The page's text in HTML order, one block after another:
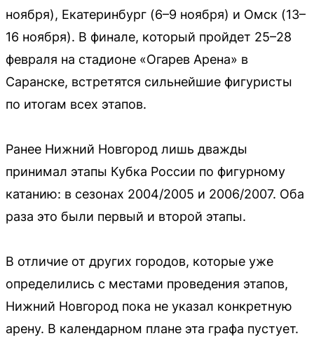
ноября), Екатеринбург (6–9 ноября) и Омск (13–
16 ноября). В финале, который пройдет 25–28
февраля на стадионе «Огарев Арена» в
Саранске, встретятся сильнейшие фигуристы
по итогам всех этапов.
Ранее Нижний Новгород лишь дважды
принимал этапы Кубка России по фигурному
катанию: в сезонах 2004/2005 и 2006/2007. Оба
раза это были первый и второй этапы.
В отличие от других городов, которые уже
определились с местами проведения этапов,
Нижний Новгород пока не указал конкретную
арену. В календарном плане эта графа пустует.